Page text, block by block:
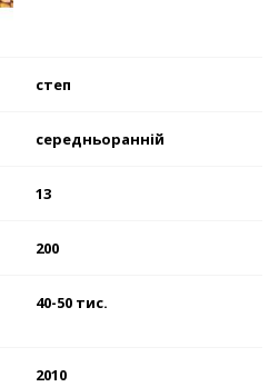
степ
середньоранній
13
200
40-50 тис.
2010